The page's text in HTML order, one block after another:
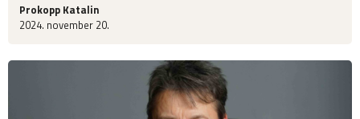
Prokopp Katalin
2024. november 20.